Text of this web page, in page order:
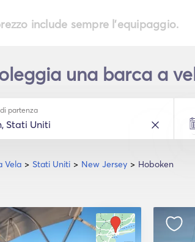
include sempre l'equipaggio.
una barca a
Vela Stati Uniti New Jersey Hoboken
partenza